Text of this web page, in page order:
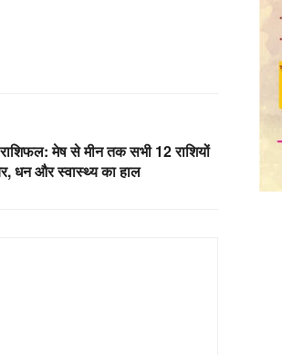
मेष से मीन तक सभी 12 राशियों
धन और स्वास्थ्य का हाल